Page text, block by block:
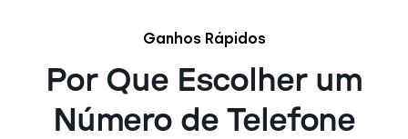
Ganhos Rápidos
Por Que Escolher um
Número de Telefone